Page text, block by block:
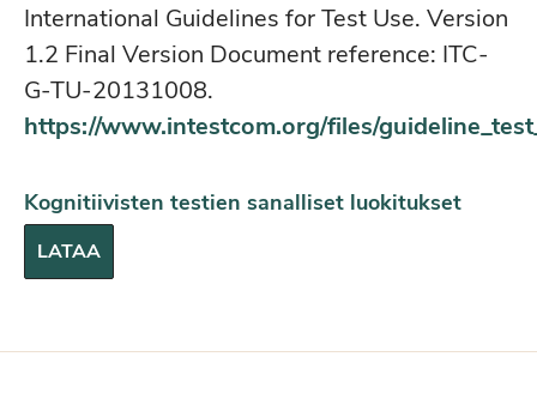
International Guidelines for Test Use. Version
1.2 Final Version Document reference: ITC-
G-TU-20131008.
https://www.intestcom.org/files/
Kognitiivisten testien sanalliset luokitukset
LATAA